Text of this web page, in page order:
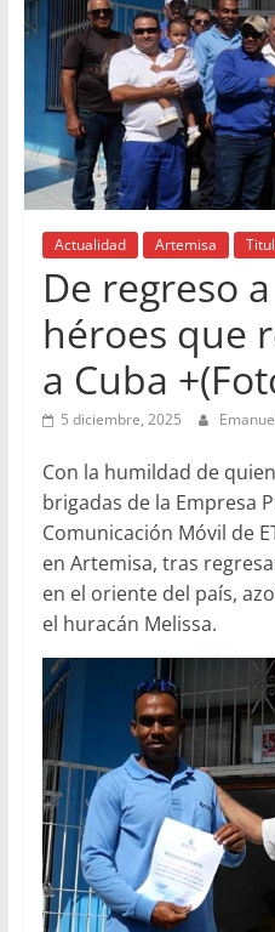
Actualidad Artemisa
De regreso
héroes que
a Cuba
5 diciembre, 2025
Con la humildad de
brigadas de la Empresa
Comunicación Móvil de
en Artemisa, tras
en el oriente del país,
el huracán Melissa.